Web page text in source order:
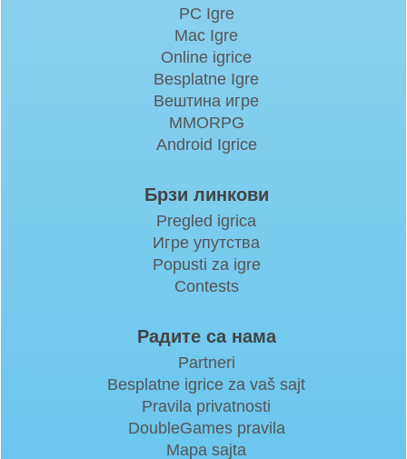
PC Igre
Mac Igre
Online igrice
Besplatne Igre
Вештина игре
MMORPG
Android Igrice
Брзи линкови
Pregled igrica
Игре упутства
Popusti za igre
Contests
Радите са нама
Partneri
Besplatne igrice za vaš sajt
Pravila privatnosti
DoubleGames pravila
Mapa sajta